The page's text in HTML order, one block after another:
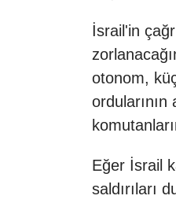
İsrail'in
otonom,
Eğer İsrail
saldırıları